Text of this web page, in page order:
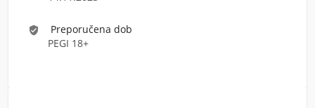
verified_user
Preporučena dob
PEGI 18+